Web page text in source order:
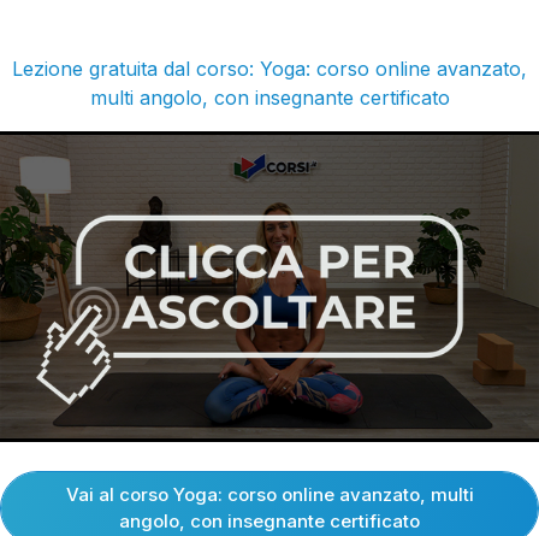
Lezione gratuita dal corso: Yoga: corso online avanzato,
multi angolo, con insegnante certificato
Vai al corso Yoga: corso online avanzato, multi
angolo, con insegnante certificato